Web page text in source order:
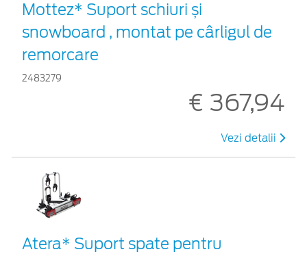
Mottez* Suport schiuri și
snowboard , montat pe cârligul de
remorcare
2483279
€ 367,94
Vezi detalii
Atera* Suport spate pentru